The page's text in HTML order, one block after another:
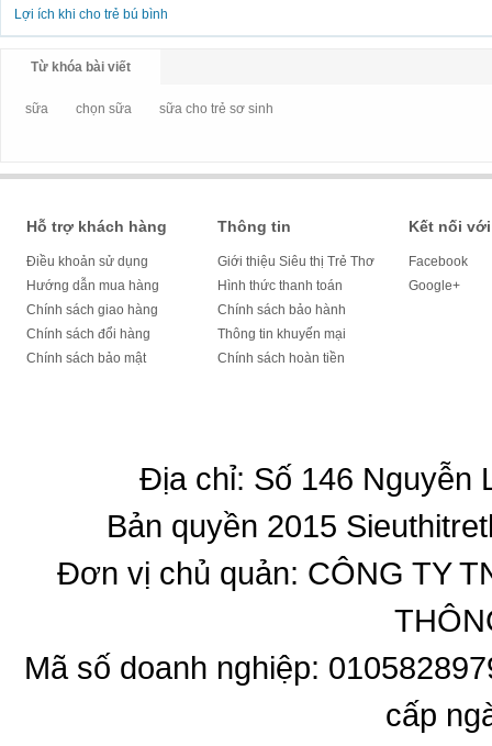
Lợi ích khi cho trẻ bú bình
Từ khóa bài viết
sữa chọn sữa sữa cho trẻ sơ sinh
Hỗ trợ khách hàng
Điều khoản sử dụng
Hướng dẫn mua hàng
Chính sách giao hàng
Chính sách đổi hàng
Chính sách bảo mật
Thông tin
Giới thiệu Siêu thị Trẻ Thơ
Hình thức thanh toán
Chính sách bảo hành
Thông tin khuyến mại
Chính sách hoàn tiền
Kết nối
Facebook
Google+
Địa chỉ: Số 146 Nguyễn
Bản quyền 2015
Đơn vị chủ quản: CÔNG TY
Mã số doanh nghiệp:
cấp